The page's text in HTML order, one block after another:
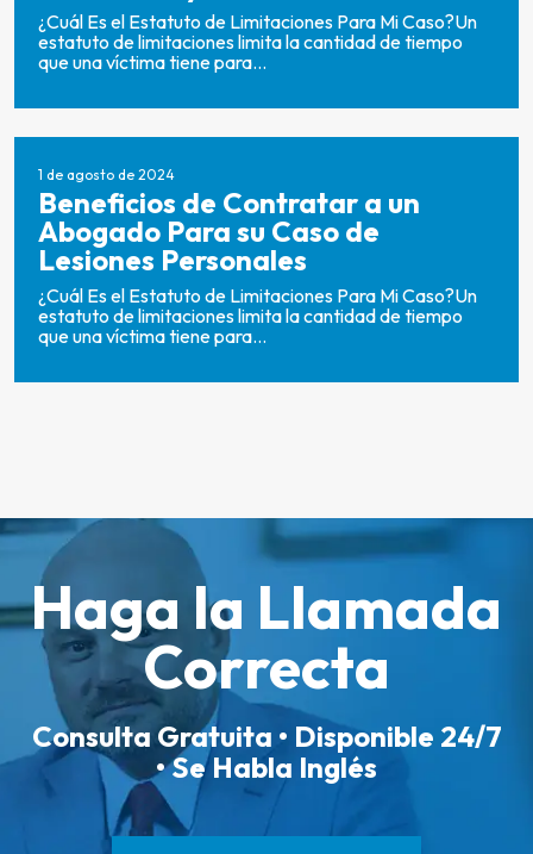
¿Cuál Es el Estatuto de Limitaciones Para Mi Caso?Un
estatuto de limitaciones limita la cantidad de tiempo
que una víctima tiene para...
1 de agosto de 2024
Beneficios de Contratar a un
Abogado Para su Caso de
Lesiones Personales
¿Cuál Es el Estatuto de Limitaciones Para Mi Caso?Un
estatuto de limitaciones limita la cantidad de tiempo
que una víctima tiene para...
Haga la Llamada
Correcta
Consulta Gratuita • Disponible 24/7
• Se Habla Inglés